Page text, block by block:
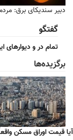
دبیر سندیکای برق: مردم
گفتگو
تمام در و دیوارهای
برگزیده‌ها
آیا قیمت اوراق مسکن